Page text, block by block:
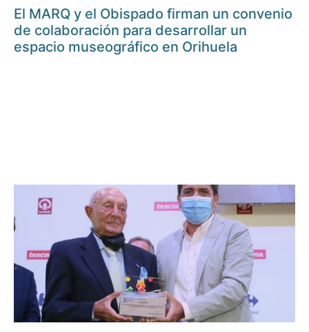
El MARQ y el Obispado firman un convenio
de colaboración para desarrollar un
espacio museográfico en Orihuela